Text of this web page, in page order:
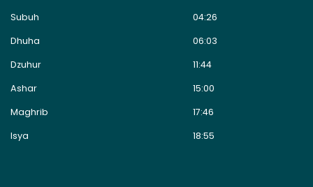
Subuh
04:26
Dhuha
06:03
Dzuhur
11:44
Ashar
15:00
Maghrib
17:46
Isya
18:55